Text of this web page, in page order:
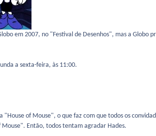
em 2007, no "Festival de Desenhos", mas a
a sexta-feira, às 11:00.
of Mouse", o que faz com que todos os
Então, todos tentam agradar Hades.